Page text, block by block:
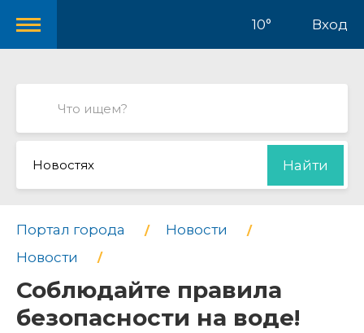
10° Вход
Новостях Найти
Портал города
Новости
Новости
Соблюдайте правила
безопасности на воде!